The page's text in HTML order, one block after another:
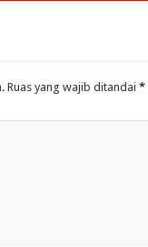
Ruas yang wajib ditandai *